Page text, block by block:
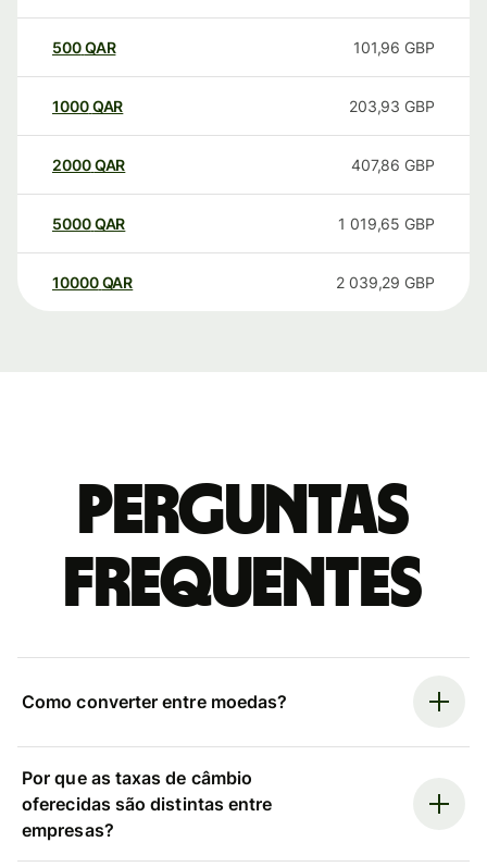
500QAR 101,96 GBP
1000QAR 203,93 GBP
2000QAR 407,86 GBP
5000QAR 1 019,65 GBP
10000 QAR 2 039,29 GBP
Perguntas
frequentes
Como converter entre moedas?
Por que as taxas de câmbio
oferecidas são distintas entre
empresas?